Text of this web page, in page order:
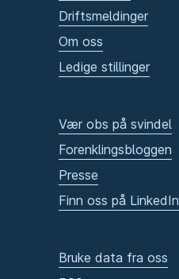
Driftsmeldinger
Om oss
Ledige stillinger
Vær obs på svindel
Forenklingsbloggen
Presse
Finn oss på LinkedIn
Bruke data fra oss